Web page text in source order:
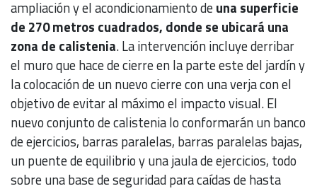
ampliación y el acondicionamiento deuna superficie
de 270 metros cuadrados, donde se ubicará una
zona de calistenia. La intervención incluye derribar
el muro que hace de cierre en la parte este del jardín y
la colocación de un nuevo cierre con una verja con el
objetivo de evitar al máximo el impacto visual. El
nuevo conjunto de calistenia lo conformarán un banco
de ejercicios, barras paralelas, barras paralelas bajas,
un puente de equilibrio y una jaula de ejercicios, todo
sobre una base de seguridad para caídas de hasta